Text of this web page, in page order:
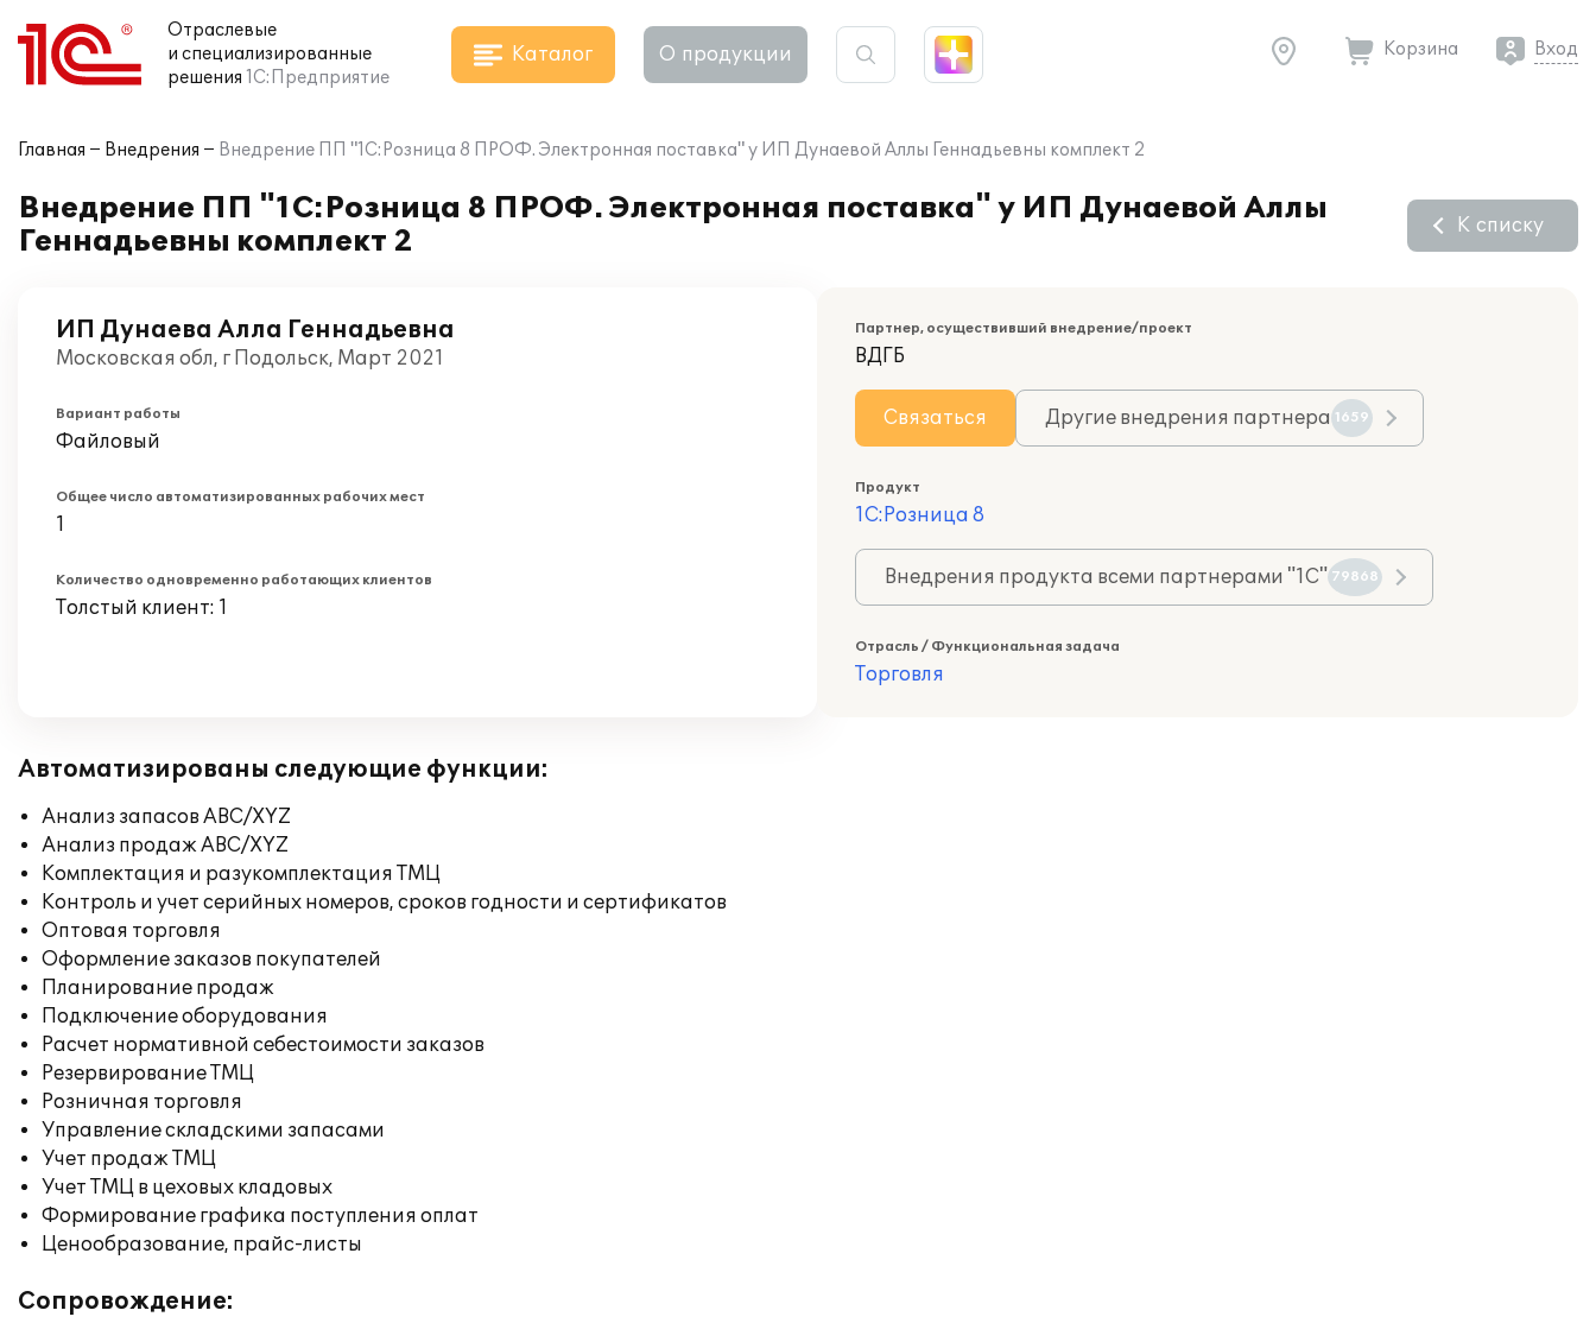
Отраслевые
и специализированные
решения 1С:Предприятие
Каталог О продукции Корзина Вход
Главная Внедрения Внедрение ПП "1С:Розница 8 ПРОФ. Электронная поставка" у ИП Дунаевой Аллы Геннадьевны комплект 2
Внедрение ПП "1С:Розница 8 ПРОФ. Электронная поставка" у ИП Дунаевой Аллы
Геннадьевны комплект 2
К списку
ИП Дунаева Алла Геннадьевна
Московская обл, г Подольск, Март 2021
Вариант работы
Файловый
Общее число автоматизированных рабочих мест
1
Количество одновременно работающих клиентов
Толстый клиент: 1
Партнер, осуществивший внедрение/проект
ВДГБ
Связаться Другие внедрения партнера 1659
Продукт
1С:Розница 8
Внедрения продукта всеми партнерами "1С" 79868
Отрасль / Функциональная задача
Торговля
Автоматизированы следующие функции:
Анализ запасов ABC/XYZ
Анализ продаж ABC/XYZ
Комплектация и разукомплектация ТМЦ
Контроль и учет серийных номеров, сроков годности и сертификатов
Оптовая торговля
Оформление заказов покупателей
Планирование продаж
Подключение оборудования
Расчет нормативной себестоимости заказов
Резервирование ТМЦ
Розничная торговля
Управление складскими запасами
Учет продаж ТМЦ
Учет ТМЦ в цеховых кладовых
Формирование графика поступления оплат
Ценообразование, прайс-листы
Сопровождение: